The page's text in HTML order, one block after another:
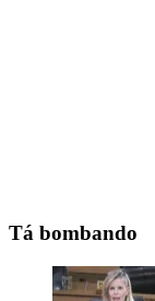
Tá bombando